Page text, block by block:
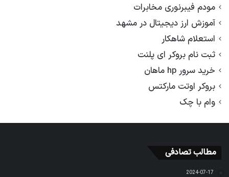
مودم فیبرنوری مخابرات
آموزش ارز دیجیتال در مشهد
استعلام شاهکار
ثبت نام بروکر ای پلنت
خرید سرور hp ماهان
بروکر اوتت مارکتس
وام با چک
مطالب تصادفی
2024-07-17